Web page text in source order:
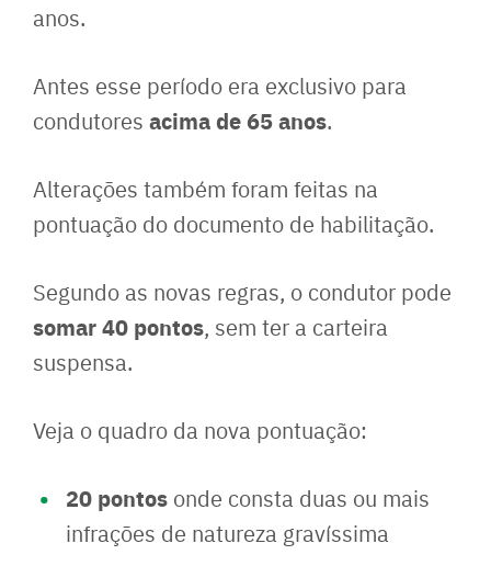
anos.
Antes esse período era exclusivo para
condutores acima de 65 anos.
Alterações também foram feitas na
pontuação do documento de habilitação.
Segundo as novas regras, o condutor pode
somar 40 pontos, sem ter a carteira
suspensa.
Veja o quadro da nova pontuação:
20 pontos onde consta duas ou mais
infrações de natureza gravíssima